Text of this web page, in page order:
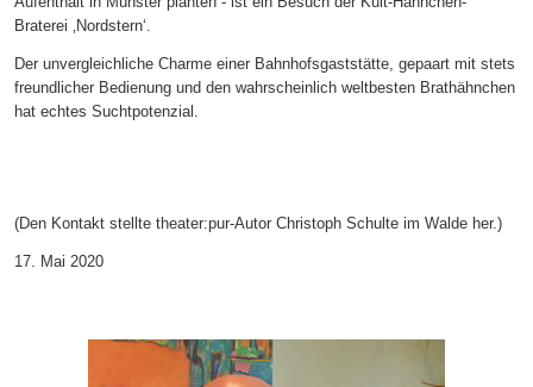
Braterei ‚Nordstern‘.
Der unvergleichliche Charme einer Bahnhofsgaststätte, gepaart mit stets
freundlicher Bedienung und den wahrscheinlich weltbesten Brathähnchen
hat echtes Suchtpotenzial.
(Den Kontakt stellte theater:pur-Autor Christoph Schulte im Walde her.)
17. Mai 2020